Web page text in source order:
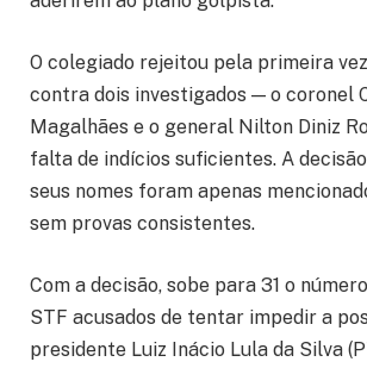
O colegiado rejeitou pela primeira
contra dois investigados — o coronel
Magalhães e o general Nilton Diniz
falta de indícios suficientes. A
seus nomes foram apenas
sem provas consistentes.
Com a decisão, sobe para 31 o
STF acusados de tentar impedir a
presidente Luiz Inácio Lula da Silva